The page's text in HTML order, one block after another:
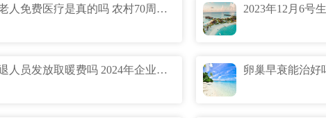
明年70岁老人免费医疗是真的吗 农村70周岁每月能领多少钱
2024年企退人员发放取暖费吗 2024年企业退休政策最新标准是什么